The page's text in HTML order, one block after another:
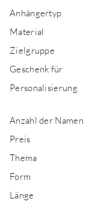
Anhängertyp
Material
Zielgruppe
Geschenk für
Personalisierung
Anzahl der Namen
Preis
Thema
Form
Länge